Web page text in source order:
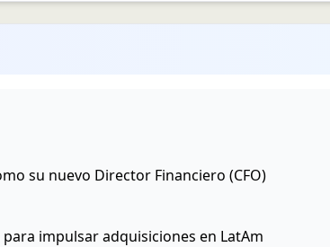
su nuevo Director Financiero (CFO)
impulsar adquisiciones en LatAm